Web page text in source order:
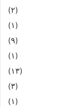
(۲)
(۱)
(۹)
(۱)
(۱۳)
(۳)
(۱)